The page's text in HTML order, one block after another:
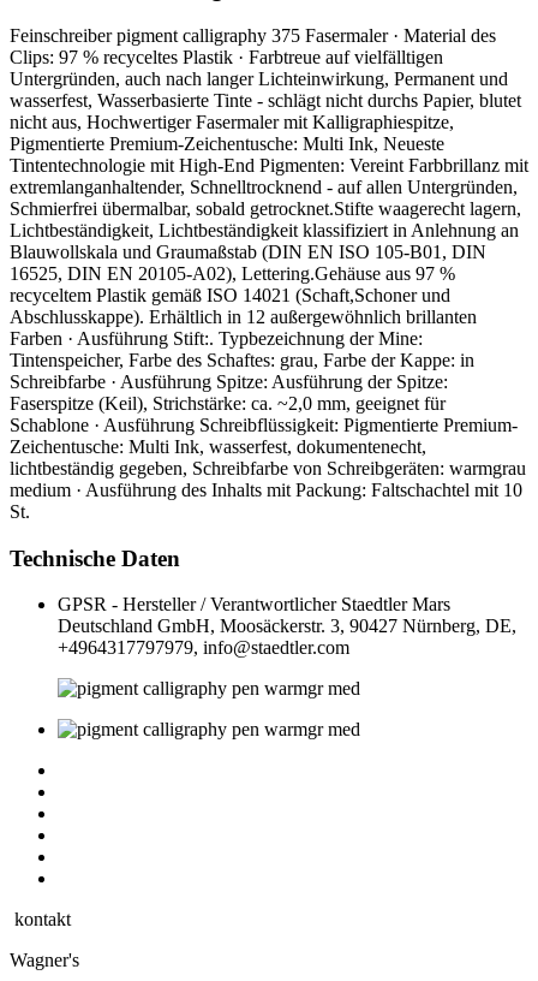
Feinschreiber pigment calligraphy 375 Fasermaler · Material des
Clips: 97 % recyceltes Plastik · Farbtreue auf vielfälltigen
Untergründen, auch nach langer Lichteinwirkung, Permanent und
wasserfest, Wasserbasierte Tinte - schlägt nicht durchs Papier, blutet
nicht aus, Hochwertiger Fasermaler mit Kalligraphiespitze,
Pigmentierte Premium-Zeichentusche: Multi Ink, Neueste
Tintentechnologie mit High-End Pigmenten: Vereint Farbbrillanz mit
extremlanganhaltender, Schnelltrocknend - auf allen Untergründen,
Schmierfrei übermalbar, sobald getrocknet.Stifte waagerecht lagern,
Lichtbeständigkeit, Lichtbeständigkeit klassifiziert in Anlehnung an
Blauwollskala und Graumaßstab (DIN EN ISO 105-B01, DIN
16525, DIN EN 20105-A02), Lettering.Gehäuse aus 97 %
recyceltem Plastik gemäß ISO 14021 (Schaft,Schoner und
Abschlusskappe). Erhältlich in 12 außergewöhnlich brillanten
Farben · Ausführung Stift:. Typbezeichnung der Mine:
Tintenspeicher, Farbe des Schaftes: grau, Farbe der Kappe: in
Schreibfarbe · Ausführung Spitze: Ausführung der Spitze:
Faserspitze (Keil), Strichstärke: ca. ~2,0 mm, geeignet für
Schablone · Ausführung Schreibflüssigkeit: Pigmentierte Premium-
Zeichentusche: Multi Ink, wasserfest, dokumentenecht,
lichtbeständig gegeben, Schreibfarbe von Schreibgeräten: warmgrau
medium · Ausführung des Inhalts mit Packung: Faltschachtel mit 10
St.
Technische Daten
GPSR - Hersteller / Verantwortlicher Staedtler Mars
Deutschland GmbH, Moosäckerstr. 3, 90427 Nürnberg, DE,
+4964317797979, info@staedtler.com
kontakt
Wagner's